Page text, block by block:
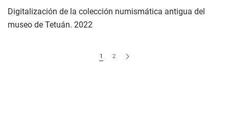
Digitalización de la colección numismática antigua del
museo de Tetuán. 2022
1 2